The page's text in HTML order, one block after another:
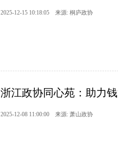
2025-12-15 10:18:05 来源: 桐庐政协
浙江政协同心苑：助力
2025-12-08 11:00:00 来源: 萧山政协